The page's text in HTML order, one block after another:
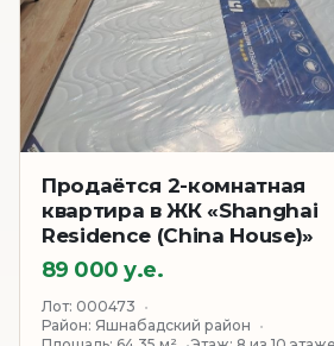
Продаётся 2-комнатная
квартира в ЖК «Shanghai
Residence (China House)»
89 000 у.е.
Лот: 000473
Район: Яшнабадский район